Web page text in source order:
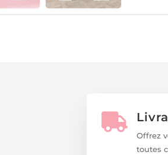

Offrez
toutes